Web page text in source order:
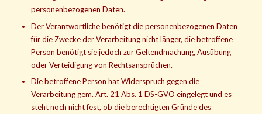
personenbezogenen Daten.
Der Verantwortliche benötigt die personenbezogenen Daten
für die Zwecke der Verarbeitung nicht länger, die betroffene
Person benötigt sie jedoch zur Geltendmachung, Ausübung
oder Verteidigung von Rechtsansprüchen.
Die betroffene Person hat Widerspruch gegen die
Verarbeitung gem. Art. 21 Abs. 1 DS-GVO eingelegt und es
steht noch nicht fest, ob die berechtigten Gründe des